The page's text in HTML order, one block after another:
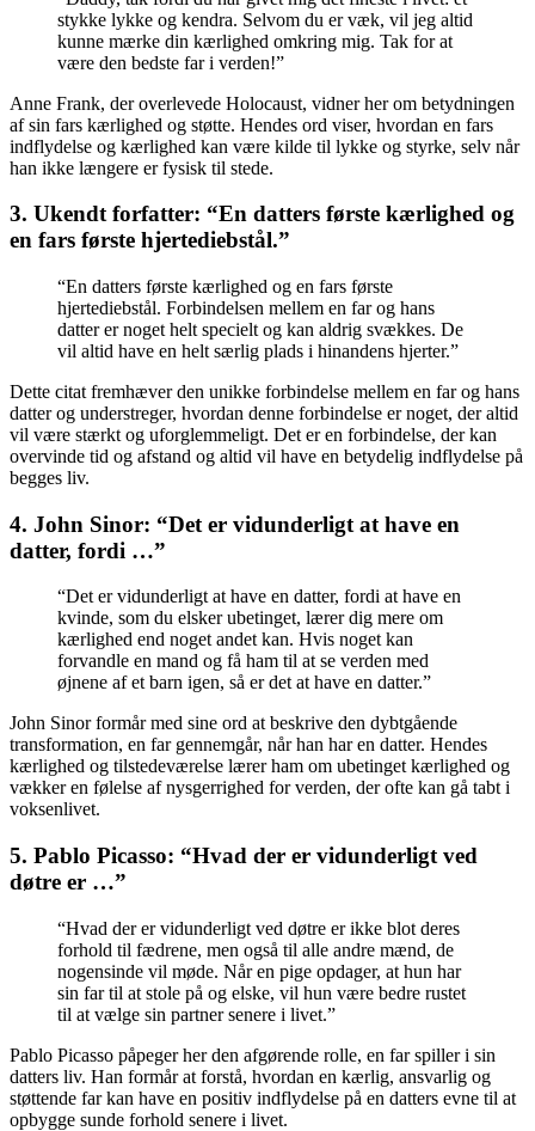
stykke lykke og kendra. Selvom du er væk, vil jeg altid
kunne mærke din kærlighed omkring mig. Tak for at
være den bedste far i verden!”
Anne Frank, der overlevede Holocaust, vidner her om betydningen
af sin fars kærlighed og støtte. Hendes ord viser, hvordan en fars
indflydelse og kærlighed kan være kilde til lykke og styrke, selv når
han ikke længere er fysisk til stede.
3. Ukendt forfatter: “En datters første kærlighed og
en fars første hjertediebstål.”
“En datters første kærlighed og en fars første
hjertediebstål. Forbindelsen mellem en far og hans
datter er noget helt specielt og kan aldrig svækkes. De
vil altid have en helt særlig plads i hinandens hjerter.”
Dette citat fremhæver den unikke forbindelse mellem en far og hans
datter og understreger, hvordan denne forbindelse er noget, der altid
vil være stærkt og uforglemmeligt. Det er en forbindelse, der kan
overvinde tid og afstand og altid vil have en betydelig indflydelse på
begges liv.
4. John Sinor: “Det er vidunderligt at have en
datter, fordi …”
“Det er vidunderligt at have en datter, fordi at have en
kvinde, som du elsker ubetinget, lærer dig mere om
kærlighed end noget andet kan. Hvis noget kan
forvandle en mand og få ham til at se verden med
øjnene af et barn igen, så er det at have en datter.”
John Sinor formår med sine ord at beskrive den dybtgående
transformation, en far gennemgår, når han har en datter. Hendes
kærlighed og tilstedeværelse lærer ham om ubetinget kærlighed og
vækker en følelse af nysgerrighed for verden, der ofte kan gå tabt i
voksenlivet.
5. Pablo Picasso: “Hvad der er vidunderligt ved
døtre er …”
“Hvad der er vidunderligt ved døtre er ikke blot deres
forhold til fædrene, men også til alle andre mænd, de
nogensinde vil møde. Når en pige opdager, at hun har
sin far til at stole på og elske, vil hun være bedre rustet
til at vælge sin partner senere i livet.”
Pablo Picasso påpeger her den afgørende rolle, en far spiller i sin
datters liv. Han formår at forstå, hvordan en kærlig, ansvarlig og
støttende far kan have en positiv indflydelse på en datters evne til at
opbygge sunde forhold senere i livet.